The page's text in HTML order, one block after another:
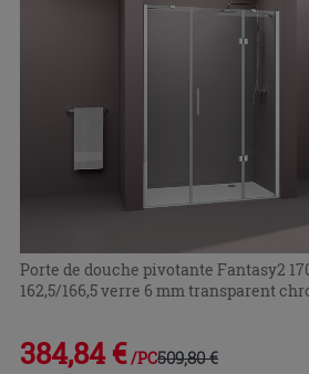
Porte de douche pivotante Fantasy2
162,5/166,5 verre 6 mm transparent
384,84 € /PC509,80 €